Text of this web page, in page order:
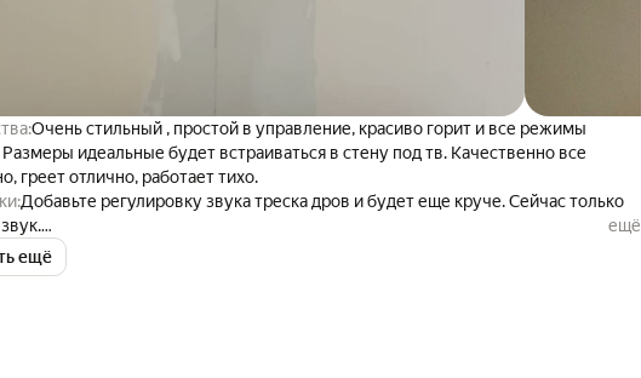
Очень стильный , простой в управление, красиво горит и все режимы
Размеры идеальные будет встраиваться в стену под тв. Качественно все
греет отлично, работает тихо.
Добавьте регулировку звука треска дров и будет еще круче. Сейчас только
Спасибо товар пришел целый быстро и надежно упакован, плюс цена
ещё
ещё